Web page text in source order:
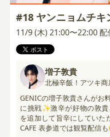
#18 ヤンニョムチキ
11/9 (木) 21:00〜22:00 配
増子敦貴
北極辛飯！アツキ商
GENICの増子敦貴さんがお
に挑戦✨激辛が好物の敦
を追加して旨辛にしてい
CAFE 表参道では観覧配信